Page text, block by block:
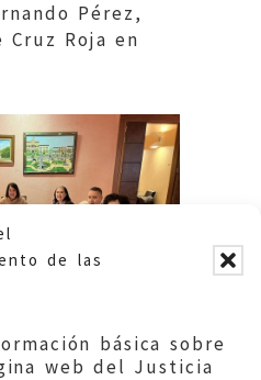
de las
básica sobre
web del Justicia
Pérez,
Roja en